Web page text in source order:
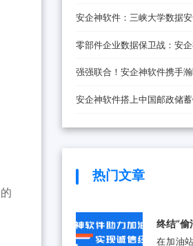
数据防泄密解决方案
安企神软件：三峡大学数据
伙伴
零部件企业数据保卫战：安
密铜墙铁壁
强强联合！安企神软件携手
安全防线
安企神软件搭上中国邮政储
车”，将带来哪些改变？
热门文章
终结“偷
件助力
在加油